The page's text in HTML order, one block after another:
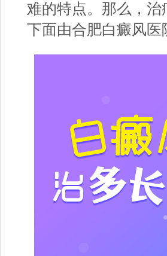
难的特点。那么，
下面由合肥白癜风医